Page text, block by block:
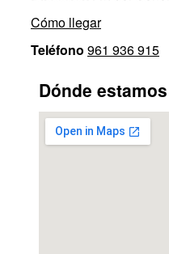
Cómo llegar
Teléfono 961 936 915
Dónde estamos